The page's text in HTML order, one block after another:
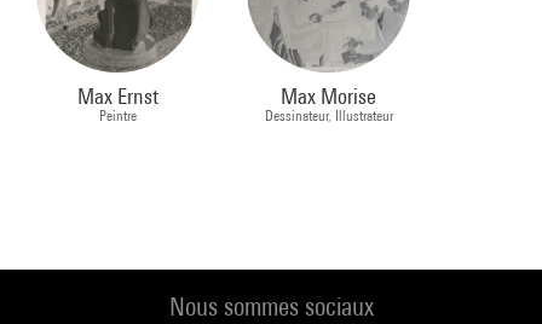
Max Ernst
Peintre
Max Morise
Dessinateur, Illustrateur
Nous sommes sociaux